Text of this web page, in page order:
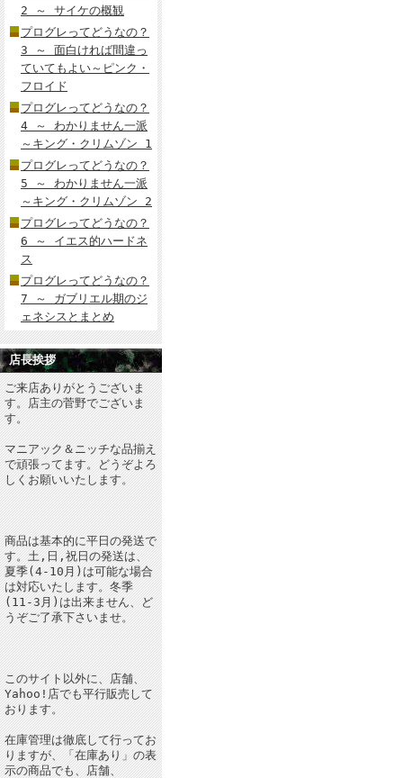
2 ～ サイケの概観
プログレってどうなの？
3 ～ 面白ければ間違っ
ていてもよい～ピンク・
フロイド
プログレってどうなの？
4 ～ わかりません一派
～キング・クリムゾン 1
プログレってどうなの？
5 ～ わかりません一派
～キング・クリムゾン 2
プログレってどうなの？
6 ～ イエス的ハードネ
ス
プログレってどうなの？
7 ～ ガブリエル期のジ
ェネシスとまとめ
店長挨拶
ご来店ありがとうございま
す。店主の菅野でございま
す。
マニアック＆ニッチな品揃え
で頑張ってます。どうぞよろ
しくお願いいたします。
商品は基本的に平日の発送で
す。土,日,祝日の発送は、
夏季(4-10月)は可能な場合
は対応いたします。冬季
(11-3月)は出来ません、ど
うぞご了承下さいませ。
このサイト以外に、店舗、
Yahoo!店でも平行販売して
おります。
在庫管理は徹底して行ってお
りますが、「在庫あり」の表
示の商品でも、店舗、